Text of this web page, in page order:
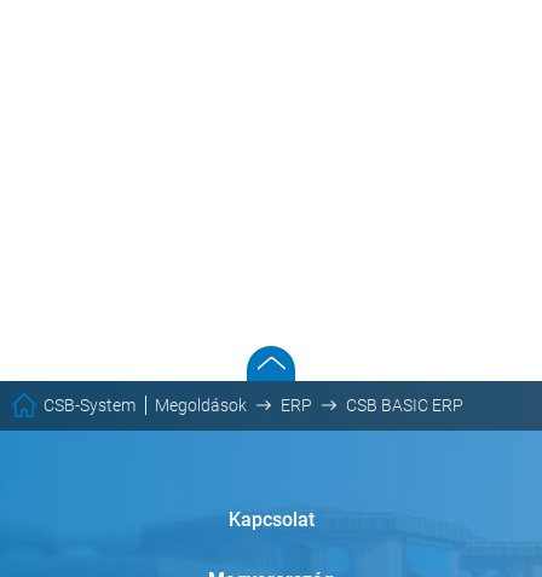
CSB-System Megoldások ERP CSB BASIC ERP
Kapcsolat